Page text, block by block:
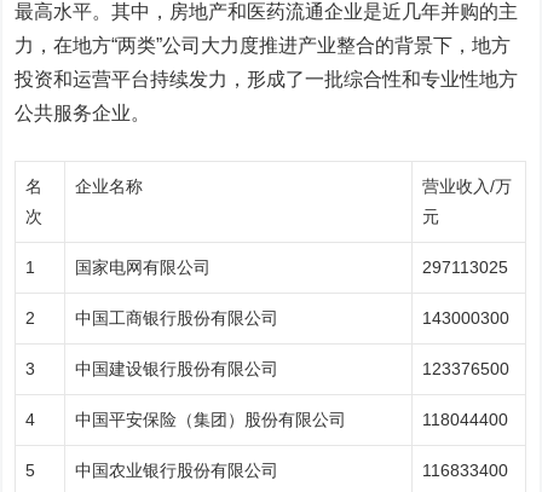
最高水平。其中，房地产和医药流通企业是近几年并购的主
力，在地方“两类”公司大力度推进产业整合的背景下，地方
投资和运营平台持续发力，形成了一批综合性和专业性地方
公共服务企业。
名
次
企业名称
营业收入/万
元
1 国家电网有限公司 297113025
2 中国工商银行股份有限公司 143000300
3 中国建设银行股份有限公司 123376500
4 中国平安保险（集团）股份有限公司 118044400
5 中国农业银行股份有限公司 116833400